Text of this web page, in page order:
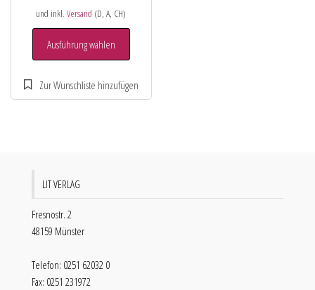
und inkl.Versand (D, A, CH)
Ausführung wählen
LIT VERLAG
Fresnostr. 2
48159 Münster
Telefon: 0251 62032 0
Fax: 0251 231972